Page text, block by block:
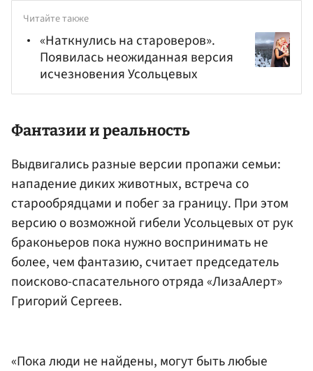
Читайте также
«Наткнулись на староверов».
Появилась неожиданная версия
исчезновения Усольцевых
Фантазии и реальность
Выдвигались разные версии пропажи семьи:
нападение диких животных, встреча со
старообрядцами и побег за границу. При этом
версию о возможной гибели Усольцевых от рук
браконьеров пока нужно воспринимать не
более, чем фантазию, считает председатель
поисково-спасательного отряда «ЛизаАлерт»
Григорий Сергеев.
«Пока люди не найдены, могут быть любые